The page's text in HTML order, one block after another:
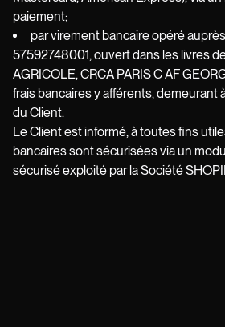
paiement;
par virement bancaire opéré
57592748001, ouvert dans les livres
AGRICOLE, CRCA PARIS C AF
frais bancaires y afférents, demeurant
du Client.
Le Client est informé, à toutes fins
bancaires sont sécurisées via un
sécurisé exploité par la Société